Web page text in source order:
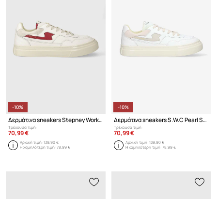
-10%
Δερμάτινα sneakers Stepney Workers Club Pearl S-Strike Leather
Τρέχουσα τιμή:
70,99 €
Αρχική τιμή:139,90 €
Η χαμηλότερη τιμή:78,99 €
-10%
Δερμάτινα sneakers S.W.C Pearl S-Strike Leather
Τρέχουσα τιμή:
70,99 €
Αρχική τιμή:139,90 €
Η χαμηλότερη τιμή:78,99 €